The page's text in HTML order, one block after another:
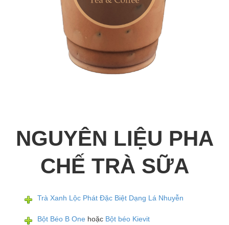
NGUYÊN LIỆU PHA
CHẾ TRÀ SỮA
Trà Xanh Lộc Phát Đặc Biệt Dạng Lá Nhuyễn
Bột Béo B One hoặc Bột béo Kievit